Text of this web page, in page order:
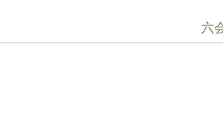
六